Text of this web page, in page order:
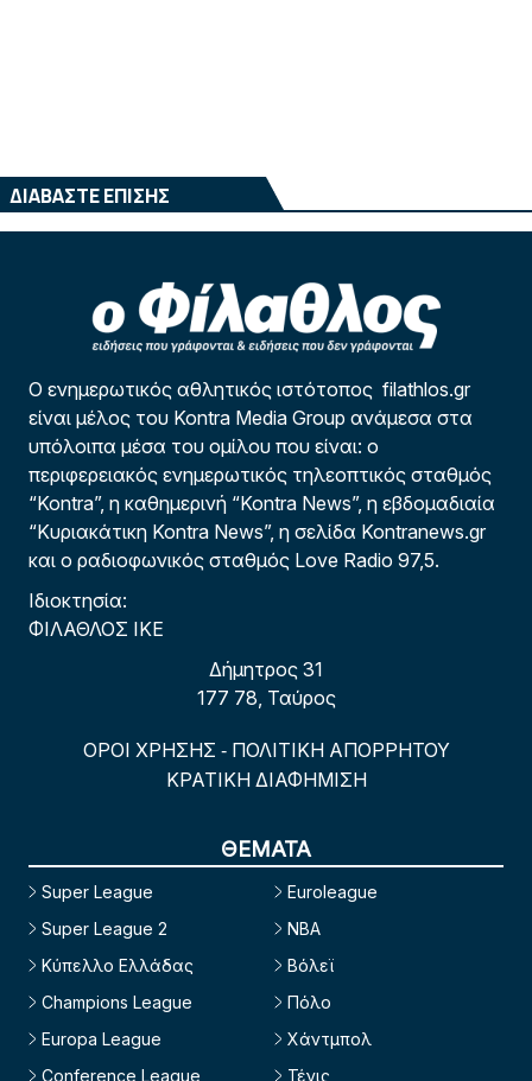
ΔΙΑΒΑΣΤΕ ΕΠΙΣΗΣ
Ο ενημερωτικός αθλητικός ιστότοπος filathlos.gr
είναι μέλος του Kontra Media Group ανάμεσα στα
υπόλοιπα μέσα του ομίλου που είναι: ο
περιφερειακός ενημερωτικός τηλεοπτικός σταθμός
“Kontra”, η καθημερινή “Kontra News”, η εβδομαδιαία
“Κυριακάτικη Kontra News”, η σελίδα Kontranews.gr
και ο ραδιοφωνικός σταθμός Love Radio 97,5.
Ιδιοκτησία:
ΦΙΛΑΘΛΟΣ ΙΚΕ
Δήμητρος 31
177 78, Ταύρος
ΟΡΟΙ ΧΡΗΣΗΣ - ΠΟΛΙΤΙΚΗ ΑΠΟΡΡΗΤΟΥ
ΚΡΑΤΙΚΗ ΔΙΑΦΗΜΙΣΗ
ΘΕΜΑΤΑ
Super League
Super League 2
Κύπελλο Ελλάδας
Champions League
Europa League
Conference League
Euroleague
NBA
Βόλεϊ
Πόλο
Χάντμπολ
Τένις